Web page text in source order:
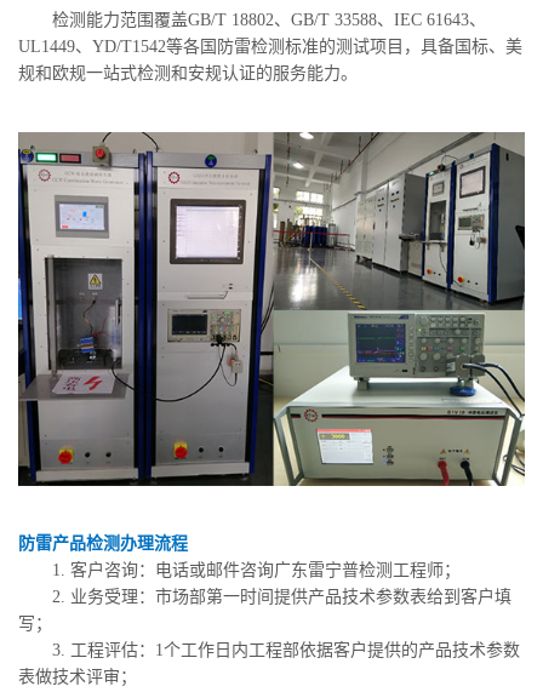
检测能力范围覆盖GB/T 18802、GB/T 33588、IEC 61643、
UL1449、YD/T1542等各国防雷检测标准的测试项目，具备国标、美
规和欧规一站式检测和安规认证的服务能力。
防雷产品检测办理流程
1. 客户咨询：电话或邮件咨询广东雷宁普检测工程师；
2. 业务受理：市场部第一时间提供产品技术参数表给到客户填
写；
3. 工程评估：1个工作日内工程部依据客户提供的产品技术参数
表做技术评审；